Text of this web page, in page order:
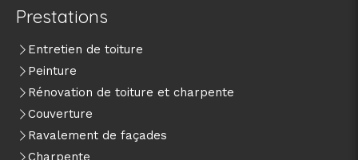
Prestations
Entretien de toiture
Peinture
Rénovation de toiture et charpente
Couverture
Ravalement de façades
Charpente